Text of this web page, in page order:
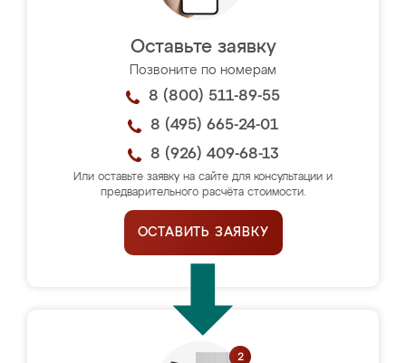
Оставьте заявку
Позвоните по номерам
8 (800) 511-89-55
8 (495) 665-24-01
8 (926) 409-68-13
Или оставьте заявку на сайте для консультации и
предварительного расчёта стоимости.
ОСТАВИТЬ ЗАЯВКУ